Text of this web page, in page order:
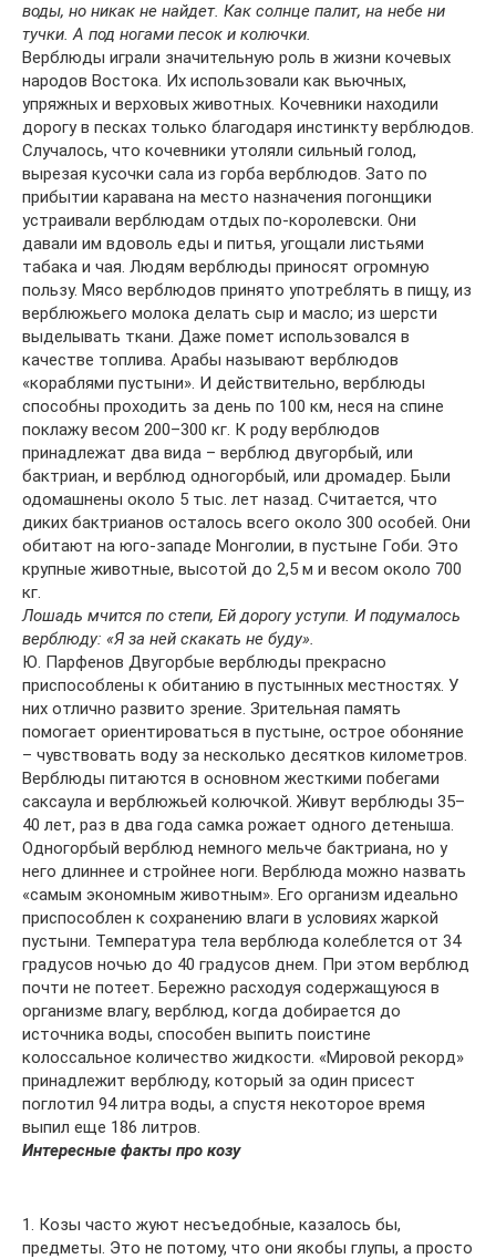
воды, но никак не найдет. Как солнце палит, на небе ни
тучки. А под ногами песок и колючки.
Верблюды играли значительную роль в жизни кочевых
народов Востока. Их использовали как вьючных,
упряжных и верховых животных. Кочевники находили
дорогу в песках только благодаря инстинкту верблюдов.
Случалось, что кочевники утоляли сильный голод,
вырезая кусочки сала из горба верблюдов. Зато по
прибытии каравана на место назначения погонщики
устраивали верблюдам отдых по-королевски. Они
давали им вдоволь еды и питья, угощали листьями
табака и чая. Людям верблюды приносят огромную
пользу. Мясо верблюдов принято употреблять в пищу, из
верблюжьего молока делать сыр и масло; из шерсти
выделывать ткани. Даже помет использовался в
качестве топлива. Арабы называют верблюдов
«кораблями пустыни». И действительно, верблюды
способны проходить за день по 100 км, неся на спине
поклажу весом 200–300 кг. К роду верблюдов
принадлежат два вида – верблюд двугорбый, или
бактриан, и верблюд одногорбый, или дромадер. Были
одомашнены около 5 тыс. лет назад. Считается, что
диких бактрианов осталось всего около 300 особей. Они
обитают на юго-западе Монголии, в пустыне Гоби. Это
крупные животные, высотой до 2,5 м и весом около 700
кг.
Лошадь мчится по степи, Ей дорогу уступи. И подумалось
верблюду: «Я за ней скакать не буду».
Ю. Парфенов Двугорбые верблюды прекрасно
приспособлены к обитанию в пустынных местностях. У
них отлично развито зрение. Зрительная память
помогает ориентироваться в пустыне, острое обоняние
– чувствовать воду за несколько десятков километров.
Верблюды питаются в основном жесткими побегами
саксаула и верблюжьей колючкой. Живут верблюды 35–
40 лет, раз в два года самка рожает одного детеныша.
Одногорбый верблюд немного мельче бактриана, но у
него длиннее и стройнее ноги. Верблюда можно назвать
«самым экономным животным». Его организм идеально
приспособлен к сохранению влаги в условиях жаркой
пустыни. Температура тела верблюда колеблется от 34
градусов ночью до 40 градусов днем. При этом верблюд
почти не потеет. Бережно расходуя содержащуюся в
организме влагу, верблюд, когда добирается до
источника воды, способен выпить поистине
колоссальное количество жидкости. «Мировой рекорд»
принадлежит верблюду, который за один присест
поглотил 94 литра воды, а спустя некоторое время
выпил еще 186 литров.
Интересные факты про козу
1. Козы часто жуют несъедобные, казалось бы,
предметы. Это не потому, что они якобы глупы, а просто